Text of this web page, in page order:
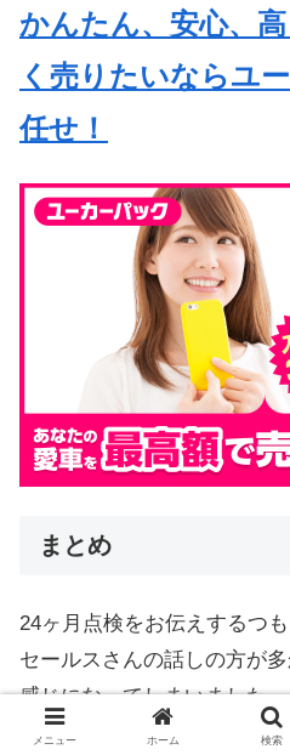
かんたん、安心、
く売りたいならユ
任せ！
まとめ
24ヶ月点検をお伝えするつ
セールスさんの話しの方が
感じになってしまいました
メニュー ホーム 検索